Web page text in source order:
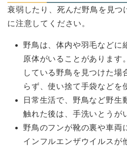
衰弱したり、死んだ野鳥を見つ
に注意してください。
野鳥は、体内や羽毛などに
原体がいることがあります
している野鳥を見つけた場
らず、使い捨て手袋などを
日常生活で、野鳥など野生
触れた後は、手洗いとうが
野鳥のフンが靴の裏や車両
インフルエンザウイルスが